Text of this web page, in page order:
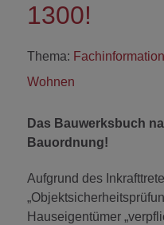
300!
Thema:
Wohnen
Das Bauwerksbuch
Bauordnung!
Aufgrund des
Hauseigentümer